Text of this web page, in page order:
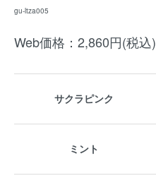
gu-ltza005
Web価格：2,860円(税込)
サクラピンク
ミント